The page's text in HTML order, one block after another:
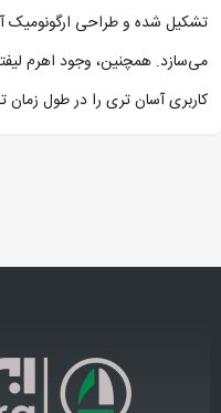
تشکیل شده و طراحی ارگونومیک
کاربری آسان‌ تری را در طول